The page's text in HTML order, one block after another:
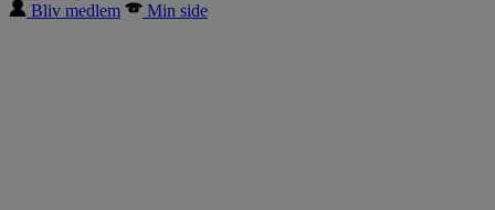
Bliv medlem
Min side